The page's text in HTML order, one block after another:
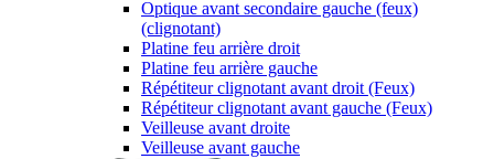
Optique avant secondaire gauche (feux)
(clignotant)
Platine feu arrière droit
Platine feu arrière gauche
Répétiteur clignotant avant droit (Feux)
Répétiteur clignotant avant gauche (Feux)
Veilleuse avant droite
Veilleuse avant gauche